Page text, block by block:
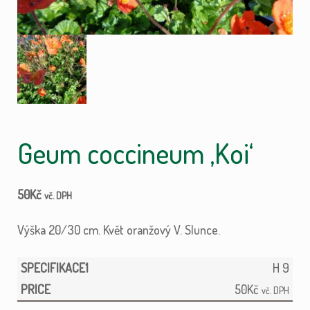
Geum coccineum ‚Koi‘
50Kč vč. DPH
Výška 20/30 cm. Květ oranžový V. Slunce.
H 9
50Kč vč. DPH